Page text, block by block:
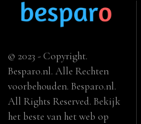
© 2023 - Copyright.
Besparo.nl. Alle Rechten
voorbehouden. Besparo.nl.
All Rights Reserved. Bekijk
het beste van het web op